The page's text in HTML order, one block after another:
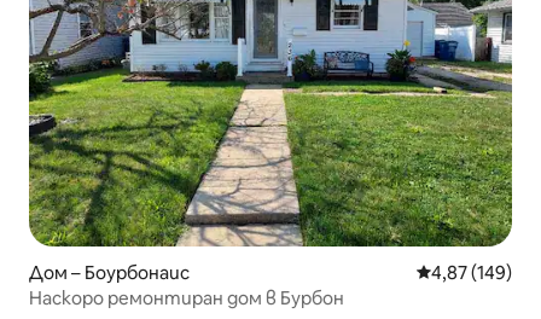
Дом – Боурбонаис Средна
4,87 (149)
Наскоро ремонтиран дом в Бурбон